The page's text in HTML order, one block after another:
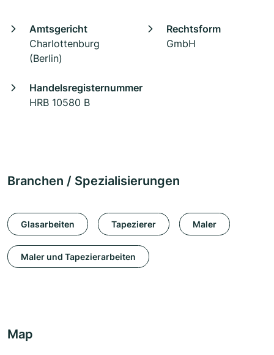
Amtsgericht
Charlottenburg
(Berlin)
Rechtsform
GmbH
Handelsregisternummer
HRB 10580 B
Branchen / Spezialisierungen
Glasarbeiten Tapezierer Maler
Maler und Tapezierarbeiten
Map